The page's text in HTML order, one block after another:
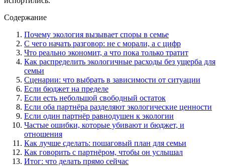
Содержание
Почему экология вызывает споры в семье
С чего начать разговор: не с морали, а с цифр
Что реально экономит, а что пока только тратит
Как распределить экологичные расходы без ущерба для
семьи
Сценарии: что выбрать в зависимости от ситуации
Если бюджет на пределе
Если есть небольшой свободный остаток
Если оба партнёра разделяют экологические ценности
Если один партнёр равнодушен к экологии
Частые ошибки, которые убивают и бюджет, и
отношения
Как лучше сделать: пошаговый план для семьи
Как говорить с партнёром, чтобы он услышал
Итог: что делать прямо сейчас